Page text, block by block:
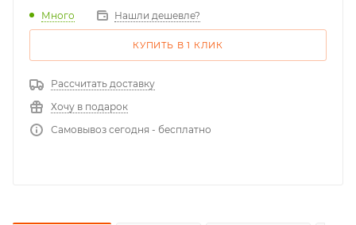
Много Нашли дешевле?
КУПИТЬ В 1 КЛИК
Рассчитать доставку
Хочу в подарок
Самовывоз сегодня - бесплатно